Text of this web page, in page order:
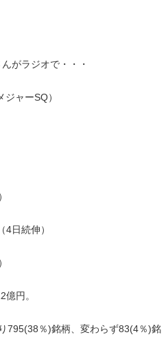
がラジオで・・・
ャーSQ）
日続伸）
円。
795(38％)銘柄、変わらず83(4％)銘